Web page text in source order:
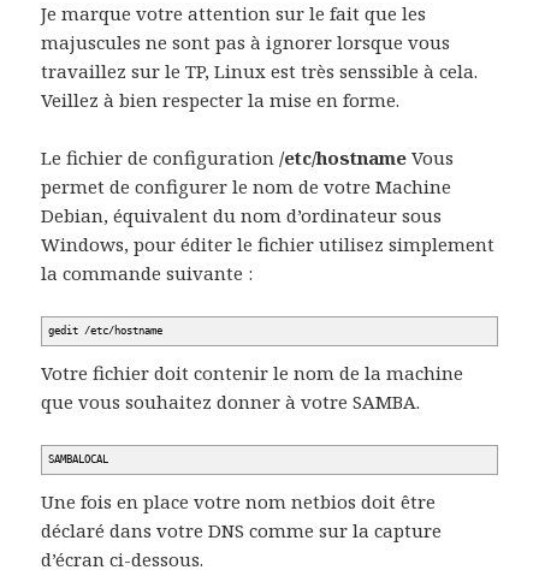
Je marque votre attention sur le fait que les
majuscules ne sont pas à ignorer lorsque vous
travaillez sur le TP, Linux est très senssible à cela.
Veillez à bien respecter la mise en forme.
Le fichier de configuration/etc/hostname Vous
permet de configurer le nom de votre Machine
Debian, équivalent du nom d’ordinateur sous
Windows, pour éditer le fichier utilisez simplement
la commande suivante :
gedit/etc/hostname
Votre fichier doit contenir le nom de la machine
que vous souhaitez donner à votre SAMBA.
SAMBALOCAL
Une fois en place votre nom netbios doit être
déclaré dans votre DNS comme sur la capture
d’écran ci-dessous.